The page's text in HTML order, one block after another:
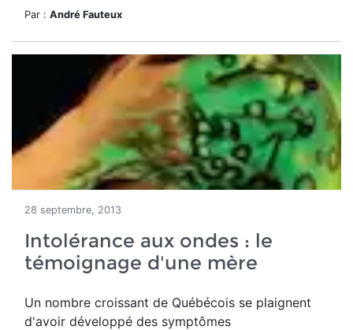
Par : André Fauteux
28 septembre, 2013
Intolérance aux ondes : le
témoignage d'une mère
Un nombre croissant de Québécois se plaignent
d'avoir développé des symptômes